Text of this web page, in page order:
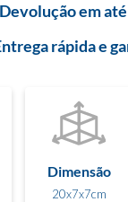
Devolução em
rápida e
Dimensão
20x7x7cm